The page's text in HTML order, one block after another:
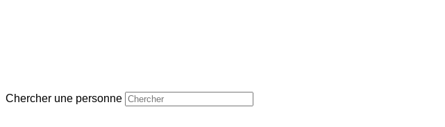
Chercher une personne